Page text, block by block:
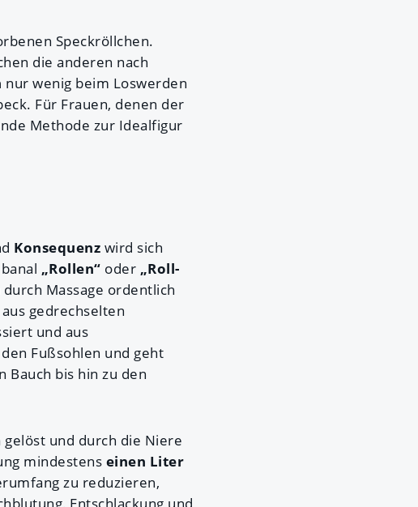
Speckröllchen.
die anderen nach
nur wenig beim Loswerden
Für Frauen, denen der
Methode zur Idealfigur
Konsequenz wird sich
„Rollen“ oder „Roll-
Massage ordentlich
gedrechselten
und aus
Fußsohlen und geht
Bauch bis hin zu den
und durch die Niere
mindestens einen Liter
zu reduzieren,
Entschlackung und